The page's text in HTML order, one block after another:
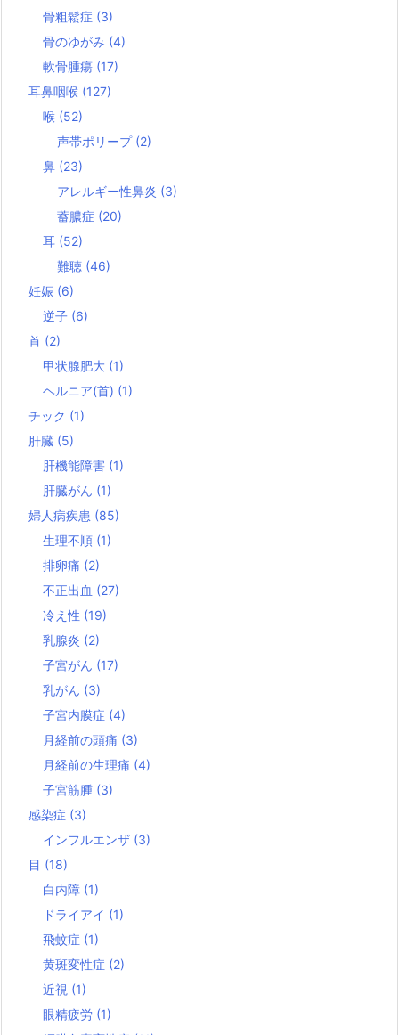
骨粗鬆症 (3)
骨のゆがみ (4)
軟骨腫瘍 (17)
耳鼻咽喉 (127)
喉 (52)
声帯ポリープ (2)
鼻 (23)
アレルギー性鼻炎 (3)
蓄膿症 (20)
耳 (52)
難聴 (46)
妊娠 (6)
逆子 (6)
首 (2)
甲状腺肥大 (1)
ヘルニア(首) (1)
チック (1)
肝臓 (5)
肝機能障害 (1)
肝臓がん (1)
婦人病疾患 (85)
生理不順 (1)
排卵痛 (2)
不正出血 (27)
冷え性 (19)
乳腺炎 (2)
子宮がん (17)
乳がん (3)
子宮内膜症 (4)
月経前の頭痛 (3)
月経前の生理痛 (4)
子宮筋腫 (3)
感染症 (3)
インフルエンザ (3)
目 (18)
白内障 (1)
ドライアイ (1)
飛蚊症 (1)
黄斑変性症 (2)
近視 (1)
眼精疲労 (1)